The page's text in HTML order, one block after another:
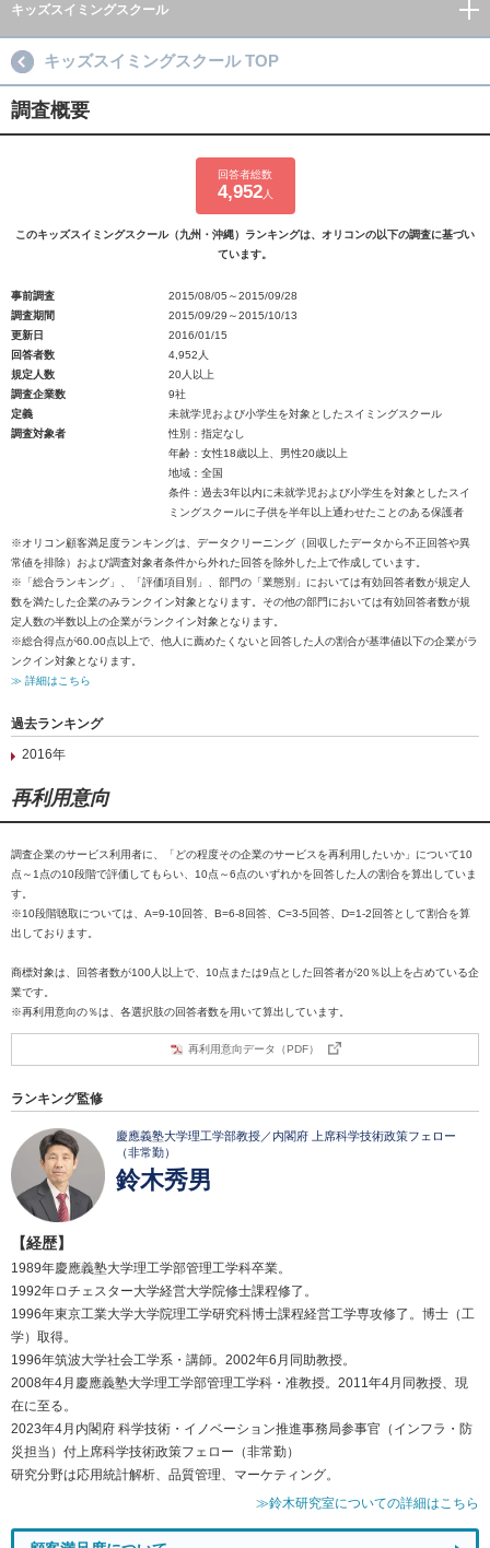
キッズスイミングスクール
キッズスイミングスクール TOP
調査概要
回答者総数
4,952人
このキッズスイミングスクール（九州・沖縄）ランキングは、オリコンの以下の調査に基づい
ています。
事前調査
2015/08/05～2015/09/28
調査期間
2015/09/29～2015/10/13
更新日
2016/01/15
回答者数
4,952人
規定人数
20人以上
調査企業数
9社
定義
未就学児および小学生を対象としたスイミングスクール
調査対象者
性別：指定なし
年齢：女性18歳以上、男性20歳以上
地域：全国
条件：過去3年以内に未就学児および小学生を対象としたスイ
ミングスクールに子供を半年以上通わせたことのある保護者
※オリコン顧客満足度ランキングは、データクリーニング（回収したデータから不正回答や異
常値を排除）および調査対象者条件から外れた回答を除外した上で作成しています。
※「総合ランキング」、「評価項目別」、部門の「業態別」においては有効回答者数が規定人
数を満たした企業のみランクイン対象となります。その他の部門においては有効回答者数が規
定人数の半数以上の企業がランクイン対象となります。
※総合得点が60.00点以上で、他人に薦めたくないと回答した人の割合が基準値以下の企業がラ
ンクイン対象となります。
≫ 詳細はこちら
過去ランキング
2016年
再利用意向
調査企業のサービス利用者に、「どの程度その企業のサービスを再利用したいか」について10
点～1点の10段階で評価してもらい、10点～6点のいずれかを回答した人の割合を算出していま
す。
※10段階聴取については、A=9-10回答、B=6-8回答、C=3-5回答、D=1-2回答として割合を算
出しております。
商標対象は、回答者数が100人以上で、10点または9点とした回答者が20％以上を占めている企
業です。
※再利用意向の％は、各選択肢の回答者数を用いて算出しています。
再利用意向データ（PDF）
ランキング監修
慶應義塾大学理工学部教授／内閣府 上席科学技術政策フェロー
（非常勤）
鈴木秀男
【経歴】
1989年慶應義塾大学理工学部管理工学科卒業。
1992年ロチェスター大学経営大学院修士課程修了。
1996年東京工業大学大学院理工学研究科博士課程経営工学専攻修了。博士（工
学）取得。
1996年筑波大学社会工学系・講師。2002年6月同助教授。
2008年4月慶應義塾大学理工学部管理工学科・准教授。2011年4月同教授、現
在に至る。
2023年4月内閣府 科学技術・イノベーション推進事務局参事官（インフラ・防
災担当）付上席科学技術政策フェロー（非常勤）
研究分野は応用統計解析、品質管理、マーケティング。
≫鈴木研究室についての詳細はこちら